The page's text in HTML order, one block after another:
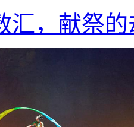
汇，献祭